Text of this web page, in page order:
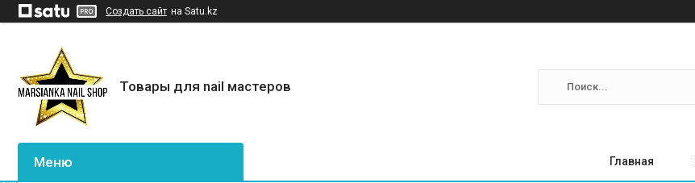
Создать сайт на Satu.kz
Товары для nail мастеров
Главная